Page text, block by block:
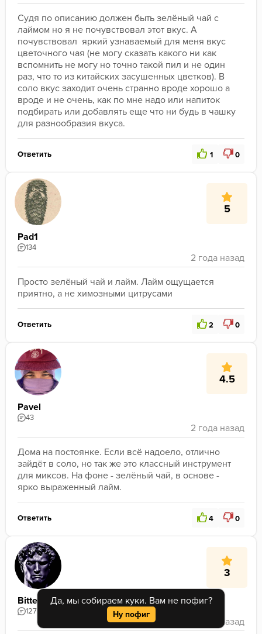
Да, мы собираем куки. Вам не пофиг?
Ну пофиг
Судя по описанию должен быть зелёный чай с
лаймом но я не почувствовал этот вкус. А
почувствовал  яркий узнаваемый для меня вкус
цветочного чая (не могу сказать какого ни как
вспомнить не могу но точно такой пил и не один
раз, что то из китайских засушенных цветков). В
соло вкус заходит очень странно вроде хорошо а
вроде и не очень, как по мне надо или напиток
подбирать или добавлять еще что ни будь в чашку
для разнообразия вкуса.
Ответить 1 0
5
Pad1
134
Просто зелёный чай и лайм. Лайм ощущается
приятно, а не химозными цитрусами
Ответить 2 0
4.5
Pavel
43
Дома на постоянке. Если всё надоело, отлично
зайдёт в соло, но так же это классный инструмент
для миксов. На фоне - зелёный чай, в основе -
ярко выраженный лайм.
Ответить 4 0
3
Bitter
127